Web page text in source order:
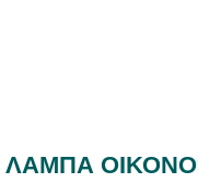
ΛΑΜΠΑ